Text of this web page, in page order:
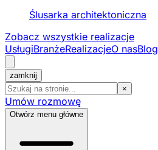
Ślusarka architektoniczna
Zobacz wszystkie realizacje
UsługiBranżeRealizacjeO nasBlog
zamknij
×
Umów rozmowę
Otwórz menu główne